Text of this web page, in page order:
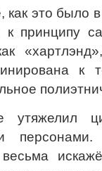
как это было
к принципу
к